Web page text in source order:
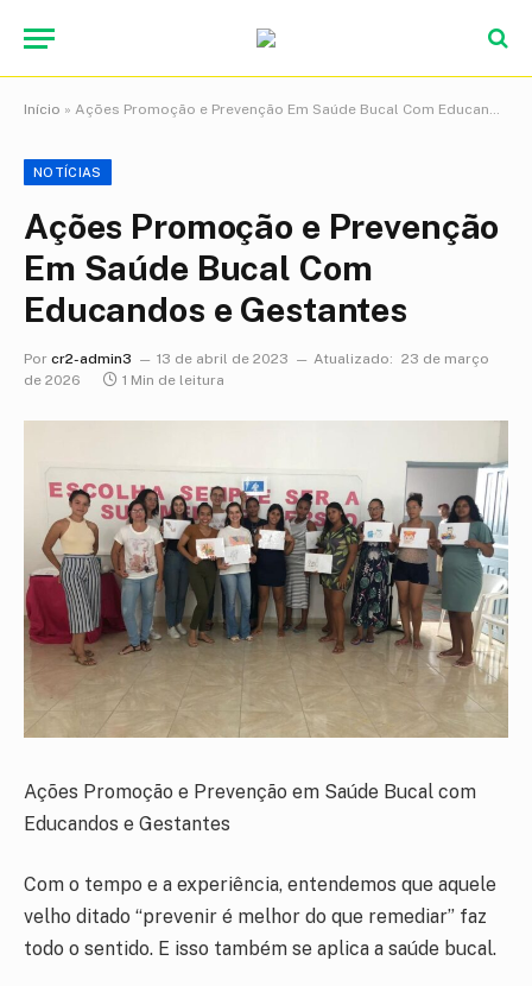
Início » Ações Promoção e Prevenção Em Saúde Bucal Com Educandos e Gestantes
NOTÍCIAS
Ações Promoção e Prevenção
Em Saúde Bucal Com
Educandos e Gestantes
Por cr2-admin3 13 de abril de 2023 Atualizado: 23 de março
de 2026
1 Min de leitura
Ações Promoção e Prevenção em Saúde Bucal com
Educandos e Gestantes
Com o tempo e a experiência, entendemos que aquele
velho ditado “prevenir é melhor do que remediar” faz
todo o sentido. E isso também se aplica a saúde bucal.